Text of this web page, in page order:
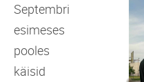
Septembri
esimeses
pooles
käisid